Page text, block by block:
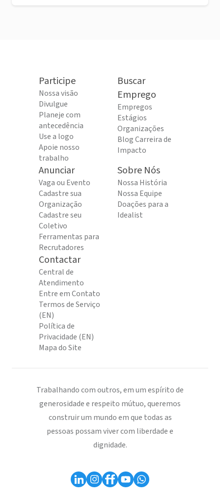
Participe
Nossa visão
Divulgue
Planeje com
antecedência
Use a logo
Apoie nosso
trabalho
Buscar
Emprego
Empregos
Estágios
Organizações
Blog Carreira de
Impacto
Anunciar
Vaga ou Evento
Cadastre sua
Organização
Cadastre seu
Coletivo
Ferramentas para
Recrutadores
Sobre Nós
Nossa História
Nossa Equipe
Doações para a
Idealist
Contactar
Central de
Atendimento
Entre em Contato
Termos de Serviço
(EN)
Política de
Privacidade (EN)
Mapa do Site
Trabalhando com outros, em um espírito de
generosidade e respeito mútuo, queremos
construir um mundo em que todas as
pessoas possam viver com liberdade e
dignidade.